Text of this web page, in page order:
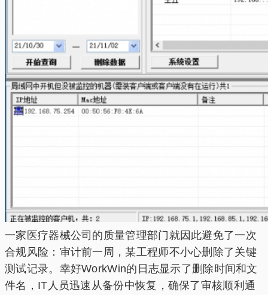
一家医疗器械公司的质量管理部门就因此避免了一次
合规风险：审计前一周，某工程师不小心删除了关键
测试记录。幸好WorkWin的日志显示了删除时间和文
件名，IT人员迅速从备份中恢复，确保了审核顺利通